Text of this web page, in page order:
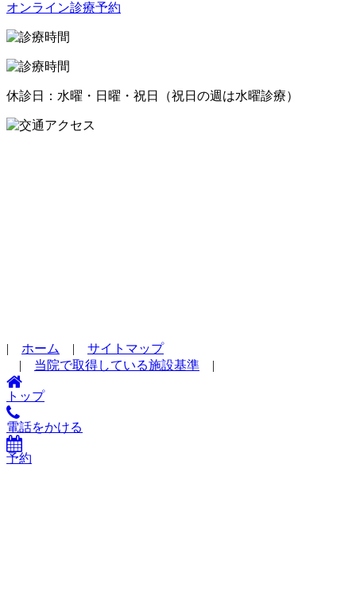
オンライン診療予約
休診日：水曜・日曜・祝日（祝日の週は水曜診療）
| ホーム | サイトマップ
| 当院で取得している施設基準 |
トップ
電話をかける
予約